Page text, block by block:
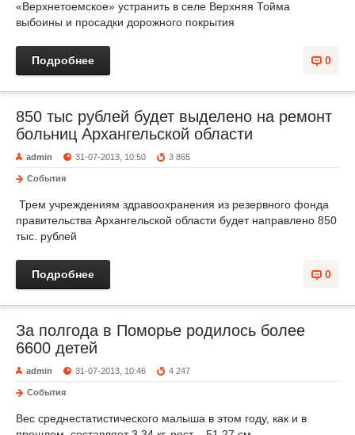
«Верхнетоемское» устранить в селе Верхняя Тойма
выбоины и просадки дорожного покрытия
0
Подробнее
850 тыс рублей будет выделено на ремонт
больниц Архангельской области
admin 31-07-2013, 10:50 3 865
События
Трем учреждениям здравоохранения из резервного фонда
правительства Архангельской области будет направлено 850
тыс. рублей
0
Подробнее
За полгода в Поморье родилось более
6600 детей
admin 31-07-2013, 10:46 4 247
События
Вес среднестатистического малыша в этом году, как и в